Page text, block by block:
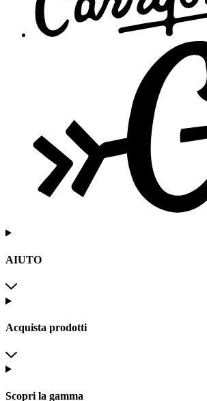
AIUTO
Acquista prodotti
Scopri la gamma